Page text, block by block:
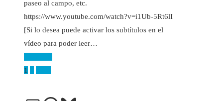
paseo al campo, etc.
https://www.youtube.com/watch?v=i1Ub-5Rt6lI
[Si lo desea puede activar los subtítulos en el
vídeo para poder leer…
Paginación
de
1